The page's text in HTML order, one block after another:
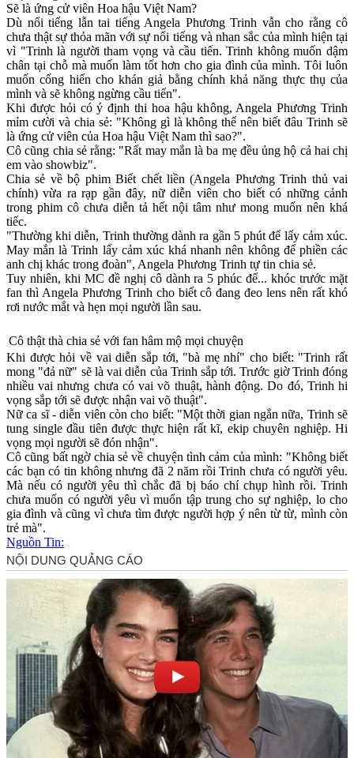
Sẽ là ứng cử viên Hoa hậu Việt Nam?
Dù nổi tiếng lẫn tai tiếng Angela Phương Trinh vẫn cho rằng cô
chưa thật sự thỏ‌a mã‌n với sự nổi tiếng và nhan sắc của mình hiện tại
vì "Trinh là người tham vọng và cầu tiến. Trinh không muốn dậm
chân tại chỗ mà muốn làm tốt hơn cho gia đình của mình. Tôi luôn
muốn cống hiến cho khán giả bằng chính khả năng thực thụ của
mình và sẽ không ngừng cầu tiến".
Khi được hỏi có ý định thi hoa hậu không, Angela Phương Trinh
mỉm cười và chia sẻ: "Không gì là không thể nên biết đâu Trinh sẽ
là ứng cử viên của Hoa hậu Việt Nam thì sao?".
Cô cũng chia sẻ rằng: "Rất may mắn là ba mẹ đều ủng hộ cả hai chị
em vào showbiz".
Chia sẻ về bộ phim Biết chết liền (Angela Phương Trinh thủ vai
chính) vừa ra rạp gần đây, nữ diễn viên cho biết có những cảnh
trong phim cô chưa diễn tả hết nội tâm như mong muốn nên khá
tiếc.
"Thường khi diễn, Trinh thường dành ra gần 5 phút để lấy cảm xúc.
May mắn là Trinh lấy cảm xúc khá nhanh nên không để phiền các
anh chị khác trong đoàn", Angela Phương Trinh tự tin chia sẻ.
Tuy nhiên, khi MC đề nghị cô dành ra 5 phúc để... khóc trước mặt
fan thì Angela Phương Trinh cho biết cô đang đeo lens nên rất khó
rơi nước mắt và hẹn mọi người lần sau.
Cô thật thà chia sẻ với fan hâm mộ mọi chuyện
Khi được hỏi về vai diễn sắp tới, "bà mẹ nhí" cho biết: "Trinh rất
mong "đả nữ" sẽ là vai diễn của Trinh sắp tới. Trước giờ Trinh đóng
nhiều vai nhưng chưa có vai võ thuật, hành động. Do đó, Trinh hi
vọng sắp tới sẽ được nhận vai võ thuật".
Nữ ca sĩ - diễn viên còn cho biết: "Một thời gian ngắn nữa, Trinh sẽ
tung single đầu tiên được thực hiện rất kĩ, ekip chuyên nghiệp. Hi
vọng mọi người sẽ đón nhận".
Cô cũng bất ngờ chia sẻ về chu‌yện tìn‌h cảm của mình: "Không biết
các bạn có tin không nhưng đã 2 năm rồi Trinh chưa có người yêu.
Mà nếu có người yêu thì chắc đã bị báo chí chụp hình rồi. Trinh
chưa muốn có người yêu vì muốn tập trung cho sự nghiệp, lo cho
gia đình và cũng vì chưa tìm được người hợp ý nên từ từ, mình còn
trẻ mà".
Nguồn Tin: